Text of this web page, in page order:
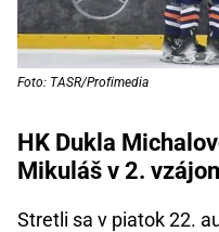
Foto: TASR/Profimedia
HK Dukla
Mikuláš v 2.
Stretli sa v piatok 22.